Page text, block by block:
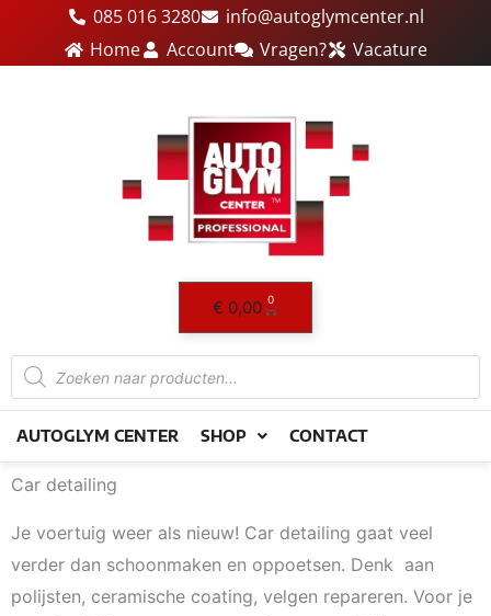
085 016 3280
info@autoglymcenter.nl
Home
Account Vragen? Vacature
€ 0,00 0
Winkelwagen
Producten
zoeken
AUTOGLYM CENTER SHOP CONTACT
Car detailing
Je voertuig weer als nieuw! Car detailing gaat veel
verder dan schoonmaken en oppoetsen. Denk aan
polijsten, ceramische coating, velgen repareren. Voor je